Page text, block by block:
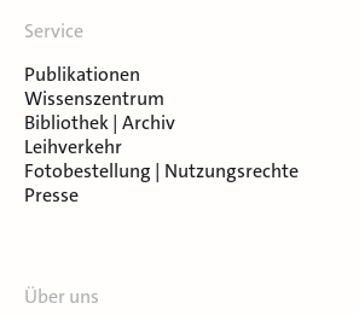
Service
Publikationen
Wissenszentrum
Bibliothek | Archiv
Leihverkehr
Fotobestellung | Nutzungsrechte
Presse
Über uns